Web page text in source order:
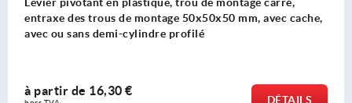
plastique, trou de montage carré,
montage 50x50x50 mm, avec cache,
cylindre profilé
Levier pivotant
entraxe des
à partir de